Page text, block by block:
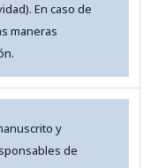
En caso de
maneras
y
de